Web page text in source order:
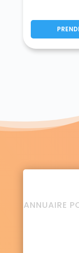
ANNUAIRE